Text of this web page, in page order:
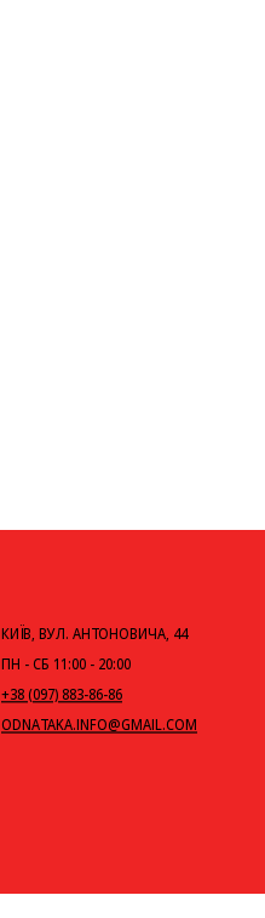
КИЇВ, ВУЛ. АНТОНОВИЧА, 44
ПН - СБ 11:00 - 20:00
+38 (097) 883-86-86
ODNATAKA.INFO@GMAIL.COM